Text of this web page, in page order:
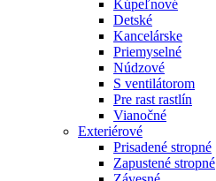
Kúpeľnové
Detské
Kancelárske
Priemyselné
Núdzové
S ventilátorom
Pre rast rastlín
Vianočné
Exteriérové
Prisadené stropné
Zapustené stropné